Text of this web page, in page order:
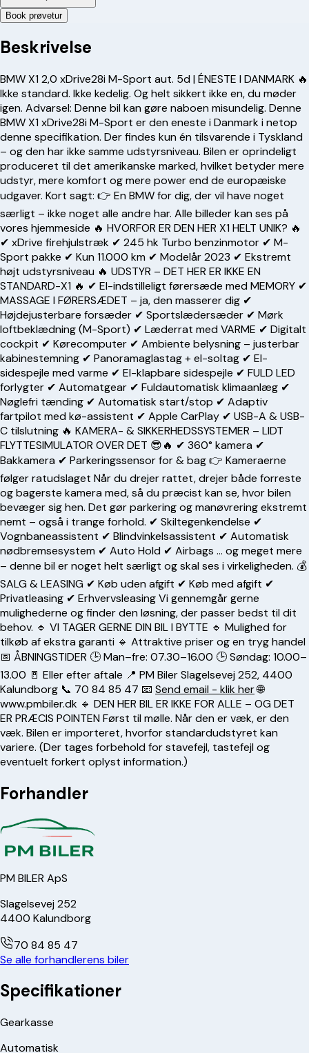
Book prøvetur
Beskrivelse
BMW X1 2,0 xDrive28i M-Sport aut. 5d | ÉNESTE I DANMARK 🔥
Ikke standard. Ikke kedelig. Og helt sikkert ikke en, du møder
igen. Advarsel: Denne bil kan gøre naboen misundelig. Denne
BMW X1 xDrive28i M-Sport er den eneste i Danmark i netop
denne specifikation. Der findes kun én tilsvarende i Tyskland
– og den har ikke samme udstyrsniveau. Bilen er oprindeligt
produceret til det amerikanske marked, hvilket betyder mere
udstyr, mere komfort og mere power end de europæiske
udgaver. Kort sagt: 👉 En BMW for dig, der vil have noget
særligt – ikke noget alle andre har. Alle billeder kan ses på
vores hjemmeside 🔥 HVORFOR ER DEN HER X1 HELT UNIK? 🔥
✔ xDrive firehjulstræk ✔ 245 hk Turbo benzinmotor ✔ M-
Sport pakke ✔ Kun 11.000 km ✔ Modelår 2023 ✔ Ekstremt
højt udstyrsniveau 🔥 UDSTYR – DET HER ER IKKE EN
STANDARD-X1 🔥 ✔ El-indstilleligt førersæde med MEMORY ✔
MASSAGE I FØRERSÆDET – ja, den masserer dig ✔
Højdejusterbare forsæder ✔ Sportslædersæder ✔ Mørk
loftbeklædning (M-Sport) ✔ Læderrat med VARME ✔ Digitalt
cockpit ✔ Kørecomputer ✔ Ambiente belysning – justerbar
kabinestemning ✔ Panoramaglastag + el-soltag ✔ El-
sidespejle med varme ✔ El-klapbare sidespejle ✔ FULD LED
forlygter ✔ Automatgear ✔ Fuldautomatisk klimaanlæg ✔
Nøglefri tænding ✔ Automatisk start/stop ✔ Adaptiv
fartpilot med kø-assistent ✔ Apple CarPlay ✔ USB-A & USB-
C tilslutning 🔥 KAMERA- & SIKKERHEDSSYSTEMER – LIDT
FLYTTESIMULATOR OVER DET 😎🔥 ✔ 360° kamera ✔
Bakkamera ✔ Parkeringssensor for & bag 👉 Kameraerne
følger ratudslaget Når du drejer rattet, drejer både forreste
og bagerste kamera med, så du præcist kan se, hvor bilen
bevæger sig hen. Det gør parkering og manøvrering ekstremt
nemt – også i trange forhold. ✔ Skiltegenkendelse ✔
Vognbaneassistent ✔ Blindvinkelsassistent ✔ Automatisk
nødbremsesystem ✔ Auto Hold ✔ Airbags … og meget mere
– denne bil er noget helt særligt og skal ses i virkeligheden. 💰
SALG & LEASING ✔ Køb uden afgift ✔ Køb med afgift ✔
Privatleasing ✔ Erhvervsleasing Vi gennemgår gerne
mulighederne og finder den løsning, der passer bedst til dit
behov. 🔹 VI TAGER GERNE DIN BIL I BYTTE 🔹 Mulighed for
tilkøb af ekstra garanti 🔹 Attraktive priser og en tryg handel
📅 ÅBNINGSTIDER 🕒 Man–fre: 07.30–16.00 🕒 Søndag: 10.00–
13.00 🚪 Eller efter aftale 📍 PM Biler Slagelsevej 252, 4400
Kalundborg 📞 70 84 85 47 📧 Send email - klik her🌐
www.pmbiler.dk 🔹 DEN HER BIL ER IKKE FOR ALLE – OG DET
ER PRÆCIS POINTEN Først til mølle. Når den er væk, er den
væk. Bilen er importeret, hvorfor standardudstyret kan
variere. (Der tages forbehold for stavefejl, tastefejl og
eventuelt forkert oplyst information.)
Forhandler
PM BILER ApS
Slagelsevej 252
4400 Kalundborg
70 84 85 47
Se alle forhandlerens biler
Specifikationer
Gearkasse
Automatisk